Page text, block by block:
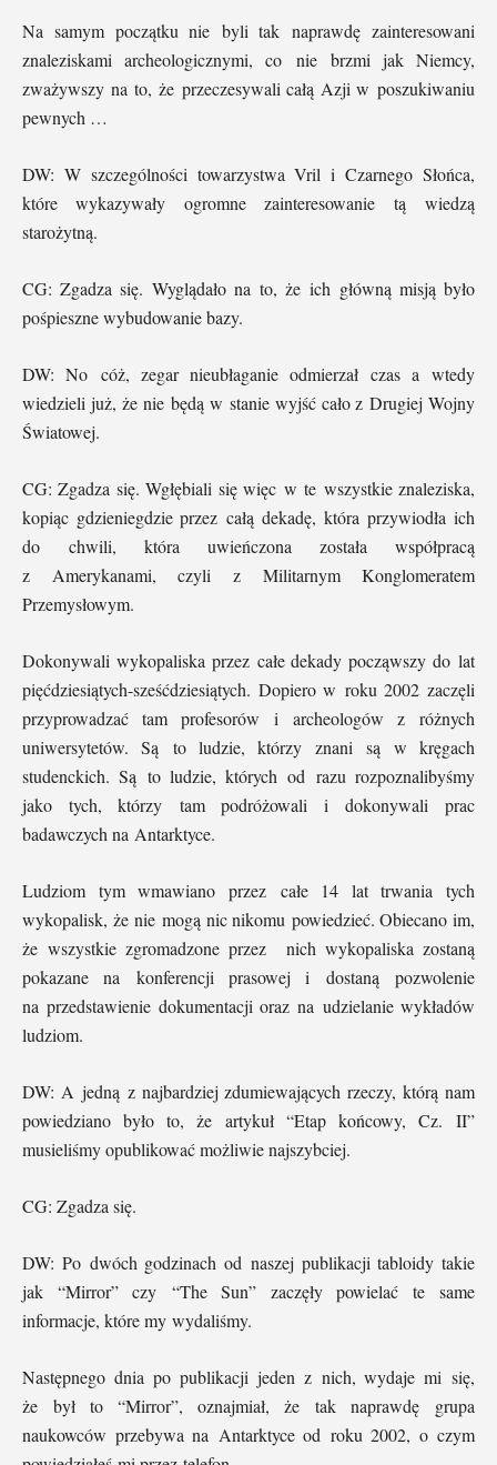
Na samym początku nie byli tak naprawdę zainteresowani
znaleziskami archeologicznymi, co nie brzmi jak Niemcy,
zważywszy na to, że przeczesywali całą Azji w poszukiwaniu
pewnych …
DW: W szczególności towarzystwa Vril i Czarnego Słońca,
które wykazywały ogromne zainteresowanie tą wiedzą
starożytną.
CG: Zgadza się. Wyglądało na to, że ich główną misją było
pośpieszne wybudowanie bazy.
DW: No cóż, zegar nieubłaganie odmierzał czas a wtedy
wiedzieli już, że nie będą w stanie wyjść cało z Drugiej Wojny
Światowej.
CG: Zgadza się. Wgłębiali się więc w te wszystkie znaleziska,
kopiąc gdzieniegdzie przez całą dekadę, która przywiodła ich
do chwili, która uwieńczona została współpracą
z Amerykanami, czyli z Militarnym Konglomeratem
Przemysłowym.
Dokonywali wykopaliska przez całe dekady począwszy do lat
pięćdziesiątych-sześćdziesiątych. Dopiero w roku 2002 zaczęli
przyprowadzać tam profesorów i archeologów z różnych
uniwersytetów. Są to ludzie, którzy znani są w kręgach
studenckich. Są to ludzie, których od razu rozpoznalibyśmy
jako tych, którzy tam podróżowali i dokonywali prac
badawczych na Antarktyce.
Ludziom tym wmawiano przez całe 14 lat trwania tych
wykopalisk, że nie mogą nic nikomu powiedzieć. Obiecano im,
że wszystkie zgromadzone przez
nich wykopaliska zostaną
pokazane na konferencji prasowej i dostaną pozwolenie
na przedstawienie dokumentacji oraz na udzielanie wykładów
ludziom.
DW: A jedną z najbardziej zdumiewających rzeczy, którą nam
powiedziano było to, że artykuł “Etap końcowy, Cz. II”
musieliśmy opublikować możliwie najszybciej.
CG: Zgadza się.
DW: Po dwóch godzinach od naszej publikacji tabloidy takie
jak “Mirror” czy “The Sun” zaczęły powielać te same
informacje, które my wydaliśmy.
Następnego dnia po publikacji jeden z nich, wydaje mi się,
że był to “Mirror”, oznajmiał, że tak naprawdę grupa
naukowców przebywa na Antarktyce od roku 2002, o czym